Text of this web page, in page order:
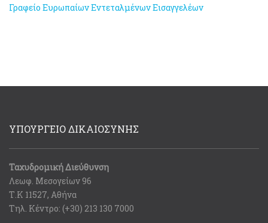
Γραφείο Ευρωπαίων Εντεταλμένων Εισαγγελέων
ΥΠΟΥΡΓΕΙΟ ΔΙΚΑΙΟΣΥΝΗΣ
Ταχυδρομική Διεύθυνση
Λεωφ. Μεσογείων 96
Τ.Κ 11527, Αθήνα
Τηλ. Κέντρο: (+30) 213 130 7000